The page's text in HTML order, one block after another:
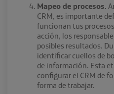
Mapeo de procesos.
CRM, es importante
funcionan tus
acción, los
posibles resultados.
identificar cuellos de
de información. Esta
configurar el CRM de
forma de trabajar.